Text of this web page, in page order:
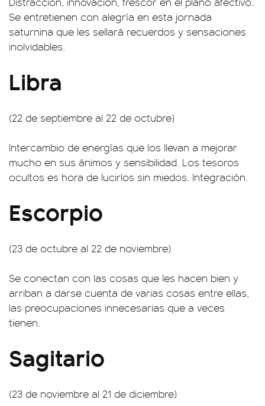
Se entretienen con alegría en esta jornada
saturnina que les sellará recuerdos y sensaciones
inolvidables.
Libra
(22 de septiembre al 22 de octubre)
Intercambio de energías que los llevan a mejorar
mucho en sus ánimos y sensibilidad. Los tesoros
ocultos es hora de lucirlos sin miedos. Integración.
Escorpio
(23 de octubre al 22 de noviembre)
Se conectan con las cosas que les hacen bien y
arriban a darse cuenta de varias cosas entre ellas,
las preocupaciones innecesarias que a veces
tienen.
Sagitario
(23 de noviembre al 21 de diciembre)